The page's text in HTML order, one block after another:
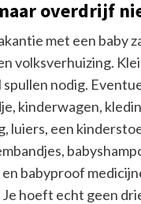
overdrijf
met een baby
volksverhuizing.
spullen nodig.
kinderwagen,
luiers, een
babyproof
hoeft echt geen